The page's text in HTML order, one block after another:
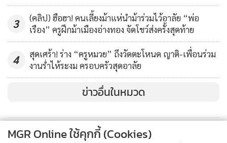
3
(คลิป) ฮือฮา! คนเลี้ยงม้าแห่นำม้าร่วมไว้อาลัย “พ่อ
เรือง” ครูฝึกม้าเมืองอ่างทอง จัดโชว์ส่งครั้งสุดท้าย
4
สุดเศร้า! ร่าง “ครูหมวย” ถึงวัดตะโหนด ญาติ-เพื่อนร่วม
งานร่ำไห้ระงม ครอบครัวสุดอาลัย
ข่าวอื่นในหมวด
MGR Online ใช้คุกกี้ (Cookies)